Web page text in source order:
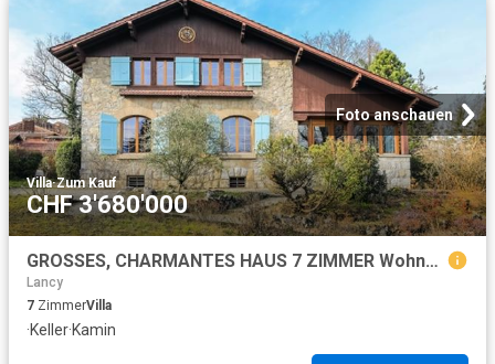
Foto anschauen
Villa·Zum Kauf
CHF 3'680'000
GROSSES, CHARMANTES HAUS 7 ZIMMER Wohnhaus aus dem frühen 20. Jahrhundert
Lancy
7 ZimmerVilla
·Keller·Kamin